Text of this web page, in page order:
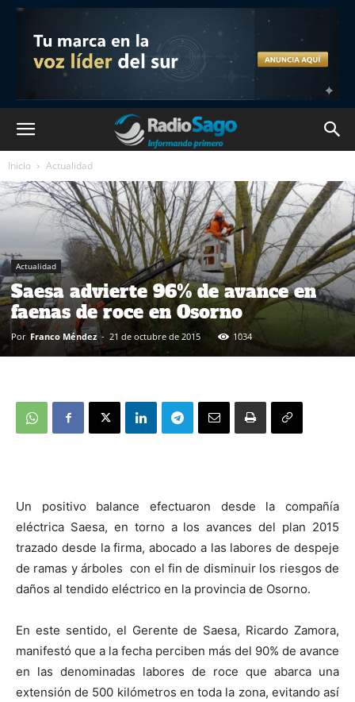
Inicio Actualidad
Actualidad
Saesa advierte 96% de avance en
faenas de roce en Osorno
Por Franco Méndez - 21 de octubre de 2015 1034
Un positivo balance efectuaron desde la compañía
eléctrica Saesa, en torno a los avances del plan 2015
trazado desde la firma, abocado a las labores de despeje
de ramas y árboles con el fin de disminuir los riesgos de
daños al tendido eléctrico en la provincia de Osorno.
En este sentido, el Gerente de Saesa, Ricardo Zamora,
manifestó que a la fecha perciben más del 90% de avance
en las denominadas labores de roce que abarca una
extensión de 500 kilómetros en toda la zona, evitando así